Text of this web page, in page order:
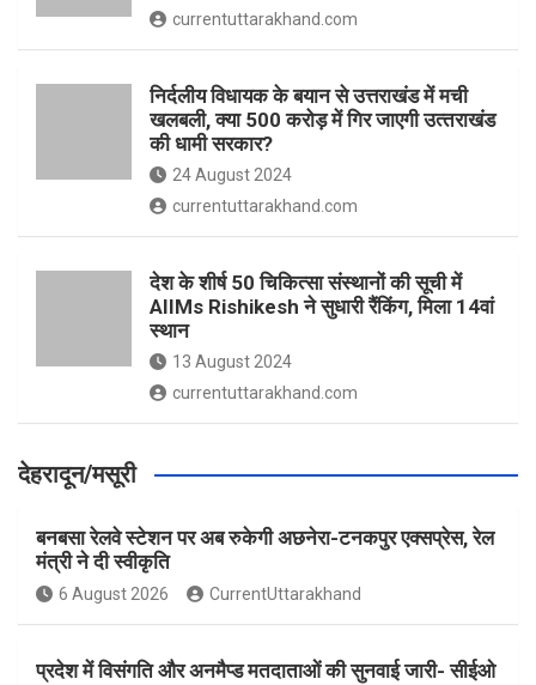
currentuttarakhand.com
निर्दलीय विधायक के बयान से उत्तराखंड में मची
खलबली, क्‍या 500 करोड़ में गिर जाएगी उत्‍तराखंड
की धामी सरकार?
24 August 2024
currentuttarakhand.com
देश के शीर्ष 50 चिकित्सा संस्थानों की सूची में
AIIMs Rishikesh ने सुधारी रैंकिंग, मिला 14वां
स्थान
13 August 2024
currentuttarakhand.com
देहरादून/मसूरी
बनबसा रेलवे स्टेशन पर अब रुकेगी अछनेरा-टनकपुर एक्सप्रेस, रेल
मंत्री ने दी स्वीकृति
6 August 2026 CurrentUttarakhand
प्रदेश में विसंगति और अनमैप्ड मतदाताओं की सुनवाई जारी- सीईओ